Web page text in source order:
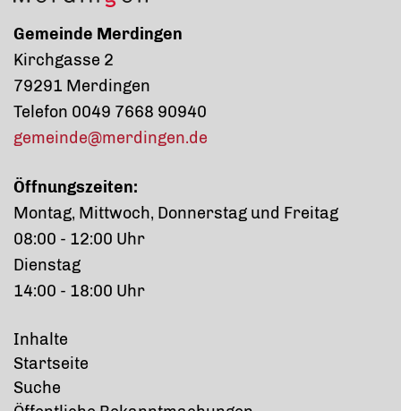
Gemeinde Merdingen
Kirchgasse 2
79291 Merdingen
Telefon 0049 7668 90940
gemeinde@merdingen.de
Öffnungszeiten:
Montag, Mittwoch, Donnerstag und Freitag
08:00 - 12:00 Uhr
Dienstag
14:00 - 18:00 Uhr
Inhalte
Startseite
Suche